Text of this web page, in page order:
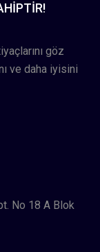
göz
ve daha iyisini
No 18 A Blok